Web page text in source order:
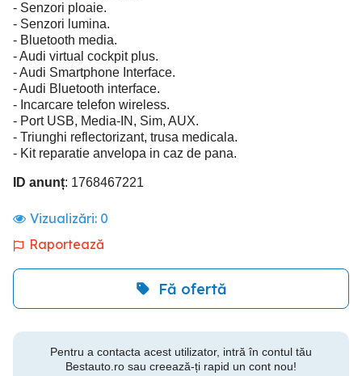
- Senzori ploaie.
- Senzori lumina.
- Bluetooth media.
- Audi virtual cockpit plus.
- Audi Smartphone Interface.
- Audi Bluetooth interface.
- Incarcare telefon wireless.
- Port USB, Media-IN, Sim, AUX.
- Triunghi reflectorizant, trusa medicala.
- Kit reparatie anvelopa in caz de pana.
ID anunț: 1768467221
Vizualizări: 0
Raportează
Fă ofertă
Pentru a contacta acest utilizator, intră în contul tău
Bestauto.ro sau creează-ți rapid un cont nou!